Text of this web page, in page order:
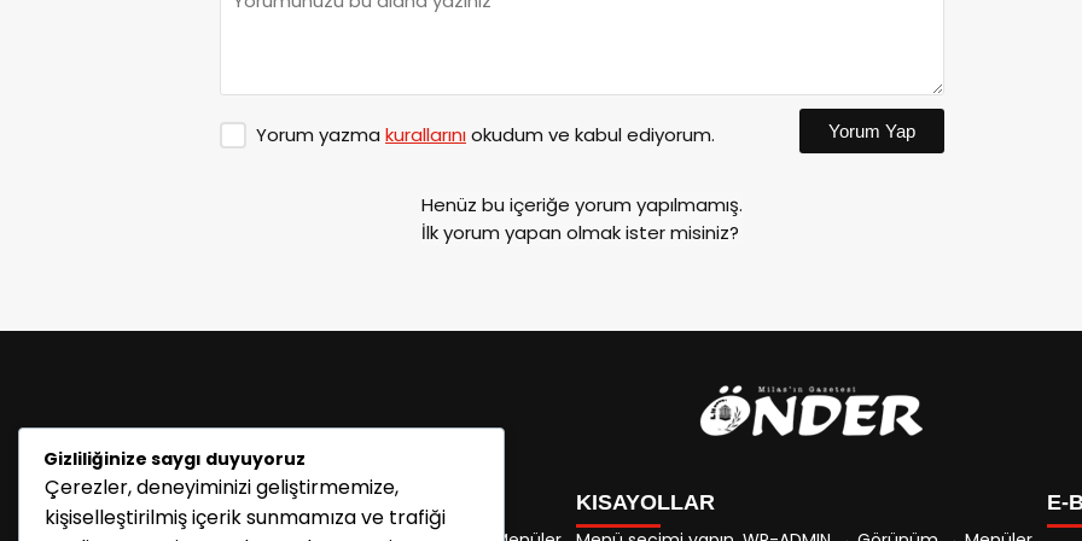
Yorum yazma kurallarınıokudum ve kabul ediyorum. Yorum Yap
Henüz bu içeriğe yorum yapılmamış.
İlk yorum yapan olmak ister misiniz?
KATEGORİLER
KISAYOLLAR
E-
Gizliliğinize saygı duyuyoruz
Çerezler, deneyiminizi geliştirmemize,
kişiselleştirilmiş içerik sunmamıza ve trafiği